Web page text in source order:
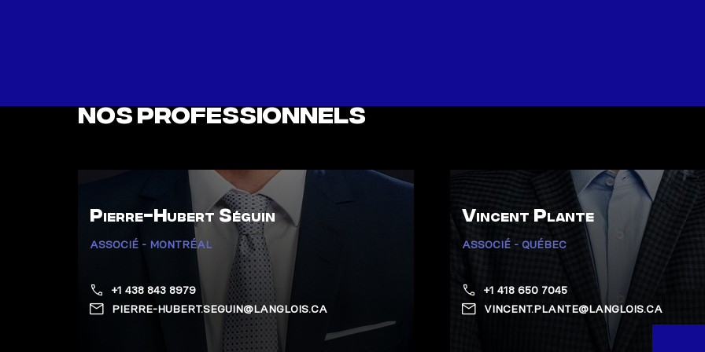
Nos professionnels
Pierre-Hubert Séguin
ASSOCIÉ - MONTRÉAL
+1 438 843 8979
PIERRE-HUBERT.SEGUIN@LANGLOIS.CA
Vincent Plante
ASSOCIÉ - QUÉBEC
+1 418 650 7045
VINCENT.PLANTE@LANGLOIS.CA